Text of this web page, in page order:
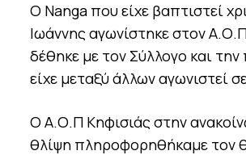
Ο Nanga που είχε βαπτιστεί
Ιωάννης αγωνίστηκε στον
δέθηκε με τον Σύλλογο και
είχε μεταξύ άλλων αγωνιστεί
Ο Α.Ο.Π Κηφισιάς στην
θλίψη πληροφορηθήκαμε τον